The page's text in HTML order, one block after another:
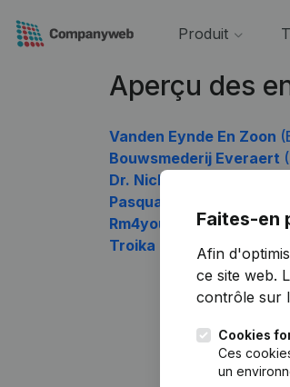
Produit
Aperçu des
Vanden Eynde En Zoon
Bouwsmederij Everaert
Dr. Nickmans - Dr. Morren
Pasqua
Rm4you
(BE
Troika Capital(BE
Faites-en
Afin
ce site web.
contrôle sur
Cookies
Ces
un